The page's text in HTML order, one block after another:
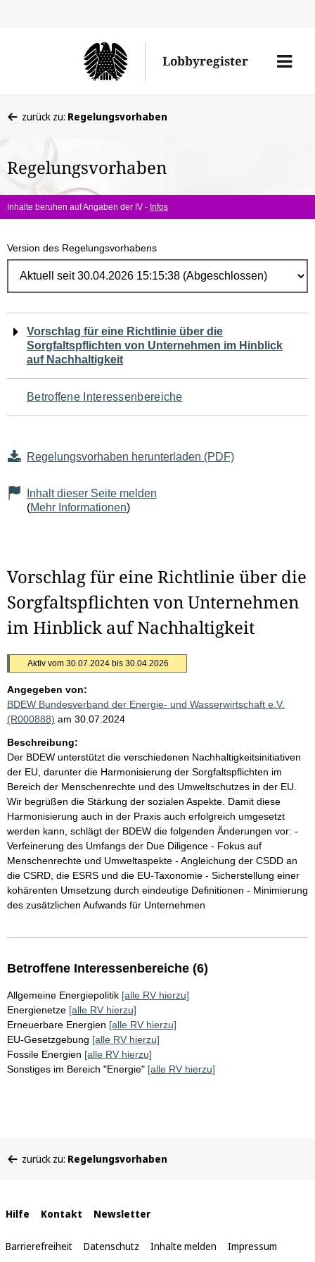
Lobbyregister
Menü
befinden
hier:
zurück zu: Regelungsvorhaben
Regelungsvorhaben
Inhalte beruhen auf Angaben der IV - Infos
Version des Regelungsvorhabens
Navigation
für
den
Seiteninhalt
Vorschlag für eine Richtlinie über die
Sorgfaltspflichten von Unternehmen im Hinblick
auf Nachhaltigkeit
Betroffene Interessenbereiche
Regelungsvorhaben herunterladen (PDF)
Inhalt dieser Seite melden
(Mehr Informationen)
Vorschlag für eine Richtlinie über die
Sorgfaltspflichten von Unternehmen
im Hinblick auf Nachhaltigkeit
Aktiv vom 30.07.2024 bis 30.04.2026
Angegeben von:
BDEW Bundesverband der Energie- und Wasserwirtschaft e.V.
(R000888) am 30.07.2024
Beschreibung:
Der BDEW unterstützt die verschiedenen Nachhaltigkeitsinitiativen
der EU, darunter die Harmonisierung der Sorgfaltspflichten im
Bereich der Menschenrechte und des Umweltschutzes in der EU.
Wir begrüßen die Stärkung der sozialen Aspekte. Damit diese
Harmonisierung auch in der Praxis auch erfolgreich umgesetzt
werden kann, schlägt der BDEW die folgenden Änderungen vor: -
Verfeinerung des Umfangs der Due Diligence - Fokus auf
Menschenrechte und Umweltaspekte - Angleichung der CSDD an
die CSRD, die ESRS und die EU-Taxonomie - Sicherstellung einer
kohärenten Umsetzung durch eindeutige Definitionen - Minimierung
des zusätzlichen Aufwands für Unternehmen
Betroffene Interessenbereiche (6)
Allgemeine Energiepolitik [alle RV hierzu]
Energienetze [alle RV hierzu]
Erneuerbare Energien [alle RV hierzu]
EU-Gesetzgebung [alle RV hierzu]
Fossile Energien [alle RV hierzu]
Sonstiges im Bereich "Energie" [alle RV hierzu]
befinden
zurück zu: Regelungsvorhaben
Interne
Links
Hilfe Kontakt Newsletter
Barrierefreiheit Datenschutz Inhalte melden Impressum